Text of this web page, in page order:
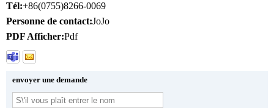
Tél:+86(0755)8266-0069
Personne de contact:JoJo
PDF Afficher:Pdf
envoyer une demande